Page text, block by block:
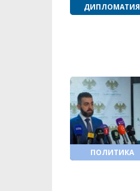
ДИПЛОМАТИЯ
ПОЛИТИКА